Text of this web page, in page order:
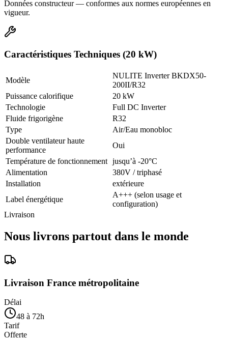
Données constructeur — conformes aux normes européennes en
vigueur.
Caractéristiques Techniques (20 kW)
Modèle
NULITE Inverter BKDX50-
200II/R32
Puissance calorifique
20 kW
Technologie
Full DC Inverter
Fluide frigorigène
R32
Type
Air/Eau monobloc
Double ventilateur haute
performance
Oui
Température de fonctionnement jusqu’à -20°C
Alimentation
380V / triphasé
Installation
extérieure
Label énergétique
A+++ (selon usage et
configuration)
Livraison
Nous livrons partout dans le monde
Livraison France métropolitaine
Délai
48 à 72h
Tarif
Offerte